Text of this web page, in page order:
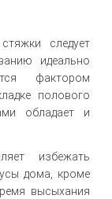
следует
идеально
фактором
полового
обладает и
избежать
дома, кроме
высыхания